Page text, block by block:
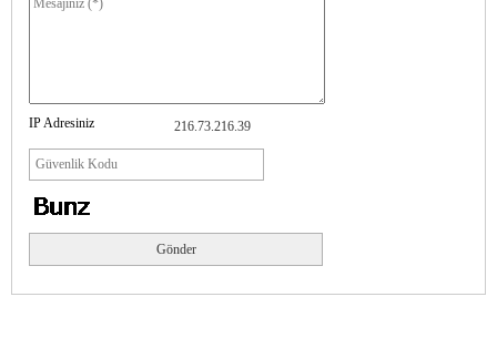
IP Adresiniz 216.73.216.39